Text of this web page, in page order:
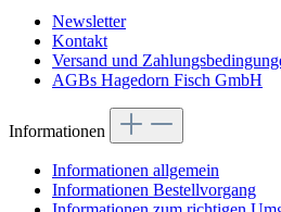
Newsletter
Kontakt
Versand und
AGBs Hagedorn Fisch GmbH
Informationen
Informationen allgemein
Informationen Bestellvorgang